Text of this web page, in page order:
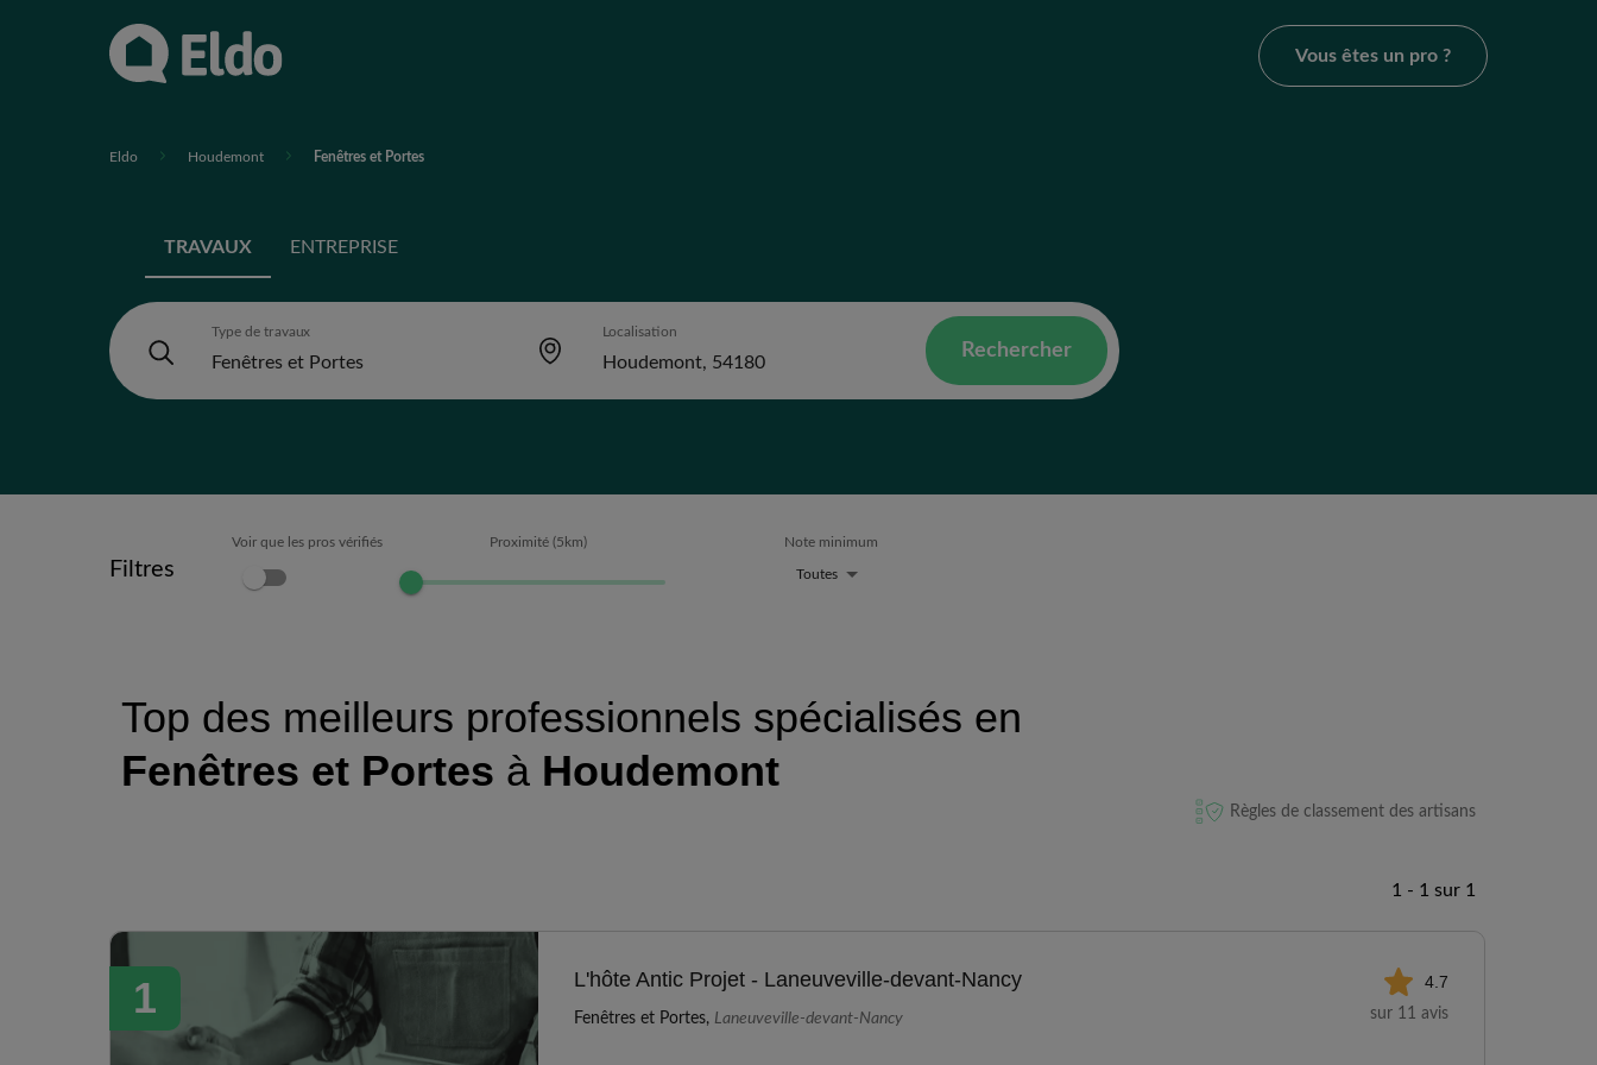
Vous êtes un pro ?
Eldo Houdemont Fenêtres et Portes
TRAVAUX ENTREPRISE
Type de travaux Localisation
Rechercher
Filtres
Voir que les pros vérifiés Proximité (5 km) Note minimum
Toutes
Top des meilleurs professionnels spécialisés en
Fenêtres et Portes à Houdemont
Règles de classement des artisans
1 - 1 sur 1
1 L'hôte Antic Projet - Laneuveville-devant-Nancy
Fenêtres et Portes, Laneuveville-devant-Nancy
4.7
sur 11 avis